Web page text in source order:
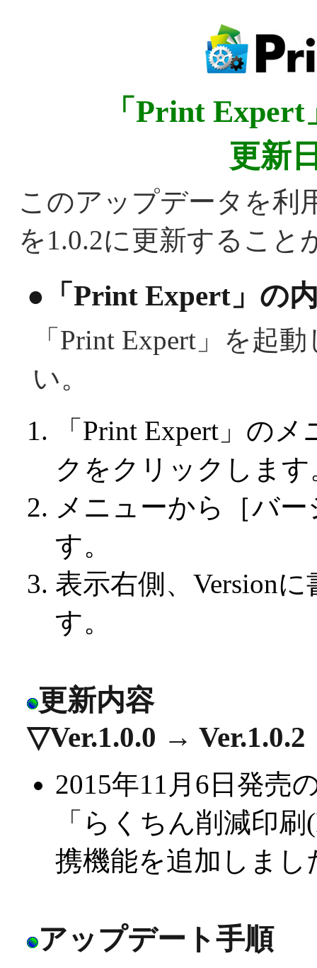
「Print
更新
このアップデータを利
を1.0.2に更新すること
●「Print Expert」の
「Print Expert」を起
い。
「Print Expert」の
クをクリックします
メニューから［バ
す。
表示右側、Version
す。
更新内容
▽Ver.1.0.0 → Ver.1.0.2
2015年11月6日発売
「らくちん削減印
携機能を追加しまし
アップデート手順